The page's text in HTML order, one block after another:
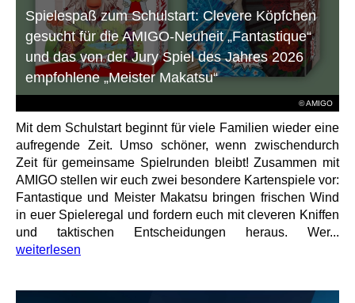
© AMIGO
Spielespaß zum Schulstart: Clevere Köpfchen
gesucht für die AMIGO-Neuheit „Fantastique“
und das von der Jury Spiel des Jahres 2026
empfohlene „Meister Makatsu“
Mit dem Schulstart beginnt für viele Familien wieder eine
aufregende Zeit. Umso schöner, wenn zwischendurch
Zeit für gemeinsame Spielrunden bleibt! Zusammen mit
AMIGO stellen wir euch zwei besondere Kartenspiele vor:
Fantastique und Meister Makatsu bringen frischen Wind
in euer Spieleregal und fordern euch mit cleveren Kniffen
und taktischen Entscheidungen heraus. Wer...
weiterlesen